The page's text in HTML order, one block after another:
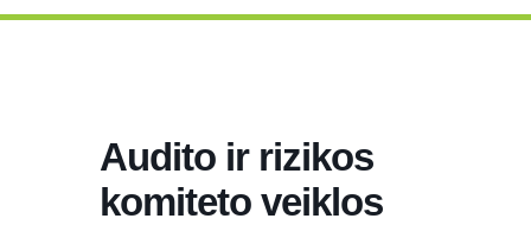
Audito ir rizikos
komiteto veiklos